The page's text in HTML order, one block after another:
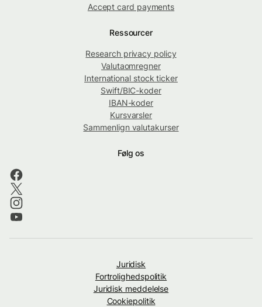
Accept card payments
Ressourcer
Research privacy policy
Valutaomregner
International stock ticker
Swift/BIC-koder
IBAN-koder
Kursvarsler
Sammenlign valutakurser
Følg os
Juridisk
Fortrolighedspolitik
Juridisk meddelelse
Cookiepolitik